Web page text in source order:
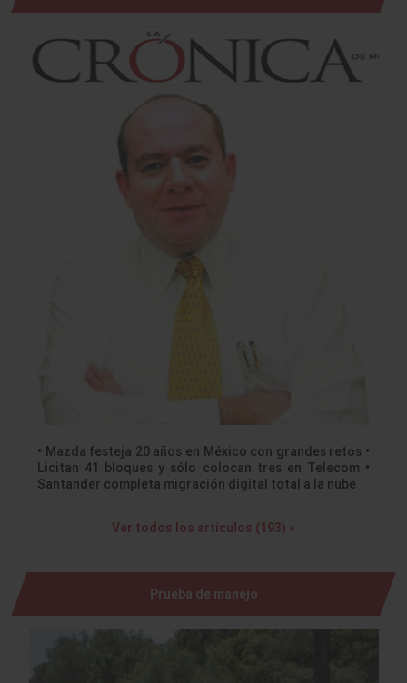
• Mazda festeja 20 años en México con grandes retos •
Licitan 41 bloques y sólo colocan tres en Telecom •
Santander completa migración digital total a la nube
Ver todos los artículos (193) »
Prueba de manejo